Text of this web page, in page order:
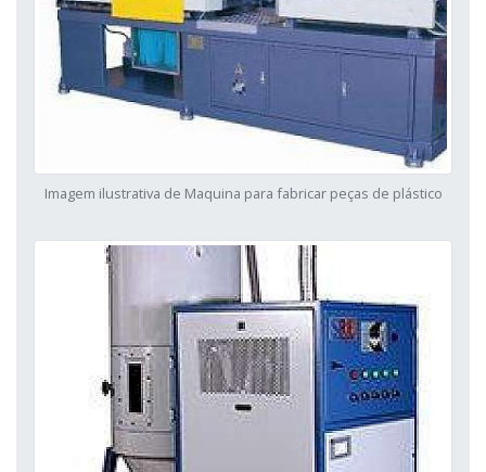
Imagem ilustrativa de Maquina para fabricar peças de plástico